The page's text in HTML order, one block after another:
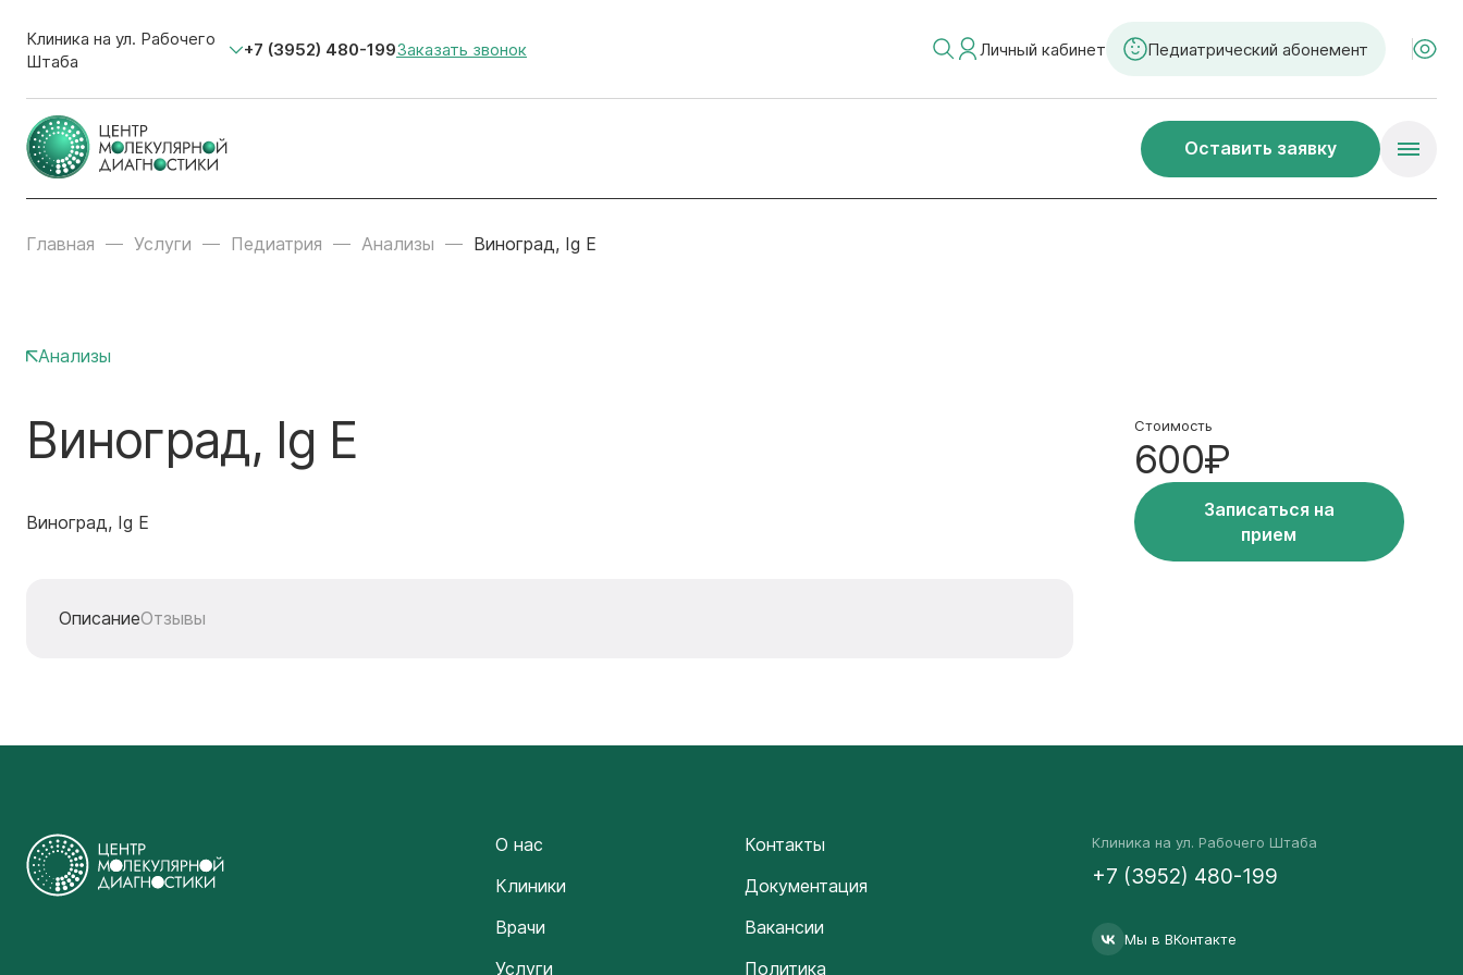
Клиника на ул. Рабочего
Штаба
+7 (3952) 480-199Заказать звонок Личный кабинет Педиатрический абонемент
Оставить заявку
Главная Услуги Педиатрия Анализы Виноград, Ig E
Анализы
Виноград, Ig E
Виноград, Ig E
ОписаниеОтзывы
Стоимость
600₽
Записаться на
прием
О нас
Клиники
Врачи
Услуги
Контакты
Документация
Вакансии
Политика
Клиника на ул. Рабочего Штаба
+7 (3952) 480-199
Мы в ВКонтакте